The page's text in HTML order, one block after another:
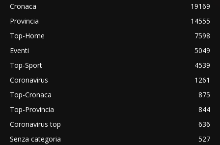
Cronaca
19169
Provincia
14555
Top-Home
7598
Eventi
5049
Top-Sport
4539
Coronavirus
1261
Top-Cronaca
875
Top-Provincia
844
Coronavirus top
636
Senza categoria
527